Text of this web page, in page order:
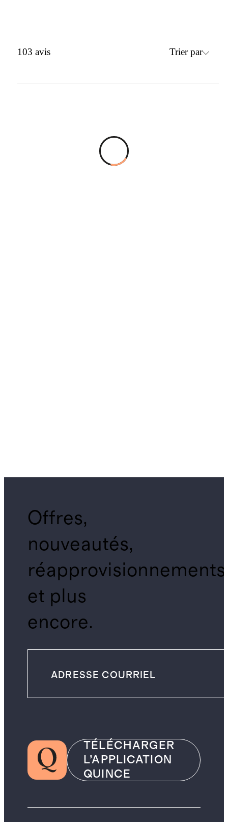
103 avis Trier par
Offres,
nouveautés,
réapprovisionnements
et plus
encore.
TÉLÉCHARGER
L’APPLICATION
QUINCE